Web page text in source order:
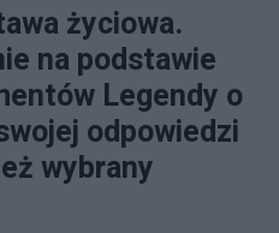
życiowa.
na podstawie
Legendy o
odpowiedzi
wybrany